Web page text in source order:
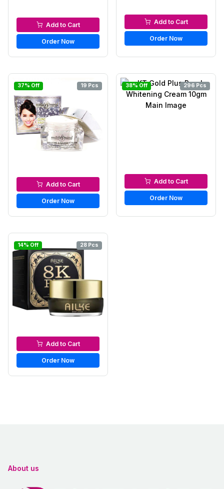
Night Cream
Add to Cart
Order Now
Night Cream
Add to Cart
Order Now
37% Off 19 Pcs
Night Cream
Add to Cart
Order Now
38% Off 296 Pcs
Night Cream
Add to Cart
Order Now
14% Off 28 Pcs
Night Cream
Add to Cart
Order Now
About us